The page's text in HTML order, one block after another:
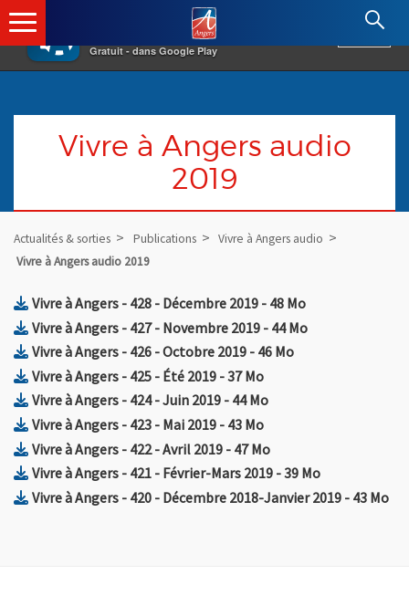
×
Gratuit - dans Google Play
Angers.fr : Retour à l'accueil
Vivre à Angers audio
2019
Actualités & sorties Publications
Vivre à Angers audio
Vivre à Angers audio 2019
Vivre à Angers - 428 - Décembre 2019, Fichier au format Zip
- 48 Mo, Ouvre une
Vivre à Angers - 427 - Novembre 2019, Fichier au format Zip
- 44 Mo, Ouvre une
Vivre à Angers - 426 - Octobre 2019, Fichier au format Zip
- 46 Mo, Ouvre une
Vivre à Angers - 425 - Été 2019, Fichier au format Zip
- 37 Mo, Ouvre une nouvelle
Vivre à Angers - 424 - Juin 2019, Fichier au format Zip
- 44 Mo, Ouvre une nouvelle
Vivre à Angers - 423 - Mai 2019, Fichier au format Zip
- 43 Mo, Ouvre une nouvelle
Vivre à Angers - 422 - Avril 2019, Fichier au format Zip
- 47 Mo, Ouvre une nouvelle
Vivre à Angers - 421 - Février-Mars 2019, Fichier au format Zip
- 39 Mo, Ouvre une
Vivre à Angers - 420 - Décembre 2018-Janvier 2019, Fichier
- 43 Mo,